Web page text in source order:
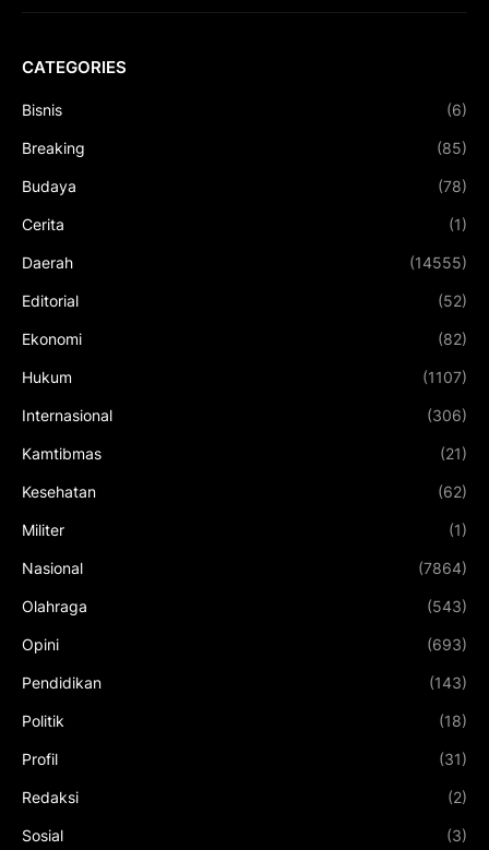
CATEGORIES
Bisnis (6)
Breaking (85)
Budaya (78)
Cerita (1)
Daerah (14555)
Editorial (52)
Ekonomi (82)
Hukum (1107)
Internasional (306)
Kamtibmas (21)
Kesehatan (62)
Militer (1)
Nasional (7864)
Olahraga (543)
Opini (693)
Pendidikan (143)
Politik (18)
Profil (31)
Redaksi (2)
Sosial (3)